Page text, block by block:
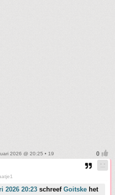
2026 @ 20:25 • 19
2026 20:23 schreef Goitske het